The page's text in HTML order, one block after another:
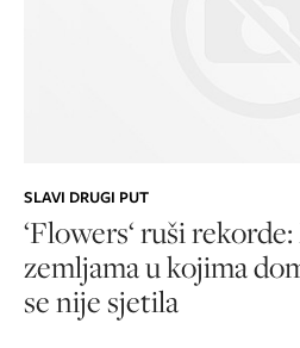
SLAVI DRUGI PUT
‘Flowers‘ ruši
zemljama u kojima
se nije sjetila